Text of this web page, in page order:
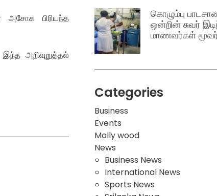
அசோக பிரியந்த
அறிவுறுத்தல்
கொழும்பு
ஒன்றின் சுவர்
மாணவர்கள்
Categories
Business
Events
Molly wood
News
Business News
International News
Sports News